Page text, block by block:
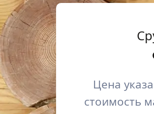
Цена
стоимость